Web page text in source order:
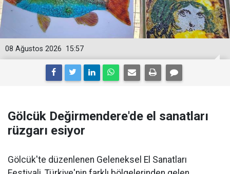
15:57
08 Ağustos 2026
Gölcük Değirmendere'de el sanatları
rüzgarı esiyor
Gölcük'te düzenlenen Geleneksel El Sanatları